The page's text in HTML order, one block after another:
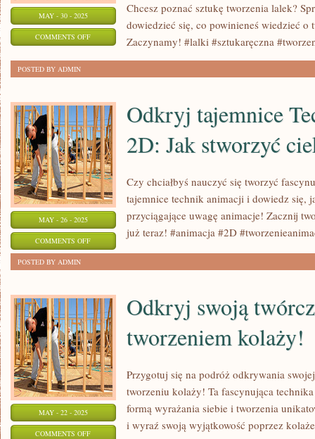
MAY - 30 - 2025
COMMENTS OFFON
CO
POWINNOŚ
WIEDZIEĆ
O
TWORZENIU
WŁASNYCH
LALEK
Chcesz poznać sztukę tworzenia lalek?
dowiedzieć się, co powinieneś wiedzieć o
Zaczynamy! #lalki #sztukaręczna
POSTED BY ADMIN
MAY - 26 - 2025
COMMENTS OFFON
TECHNIK
ANIMACJI
2D:
JAK
STWORZYĆ
CIEKAWE
ANIMACJE?
Odkryj tajemnice
2D: Jak stworzyć
Czy chciałbyś nauczyć się tworzyć
tajemnice technik animacji i dowiedz się,
przyciągające uwagę animacje! Zacznij
już teraz! #animacja #2D
POSTED BY ADMIN
MAY - 22 - 2025
COMMENTS OFFON
Odkryj swoją
tworzeniem kolaży!
Przygotuj się na podróż odkrywania
tworzeniu kolaży! Ta fascynująca
formą wyrażania siebie i tworzenia
i wyraź swoją wyjątkowość poprzez